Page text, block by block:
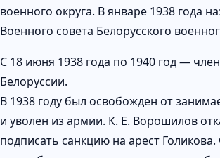
военного округа. В январе 1938 года
Военного совета Белорусского
С 18 июня 1938 года по 1940 год —
Белоруссии.
В 1938 году был освобожден от
и уволен из армии. К. Е. Ворошилов
подписать санкцию на арест